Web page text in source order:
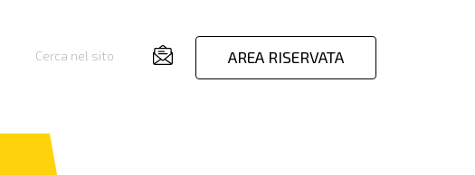
Cerca nel sito AREA RISERVATA